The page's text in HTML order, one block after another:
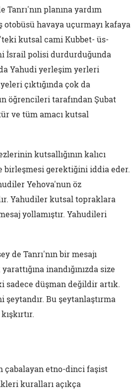
planına yardım
havaya uçurmayı kafaya
kutsal cami Kubbet- üs-
İsrail polisi durdurduğunda
Yahudi yerleşim yerleri
çıktığında çok da
öğrencileri tarafından Şubat
ve tüm amacı kutsal
kutsallığının kalıcı
birleşmesi gerektiğini iddia eder.
Yehova'nun öz
Yahudiler kutsal topraklara
yollamıştır. Yahudileri
de Tanrı'nın bir mesajı
inandığınızda size
sadece düşman değildir artık.
şeytandır. Bu şeytanlaştırma
çabalayan etno-dinci faşist
kuralları açıkça